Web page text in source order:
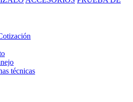
técnicas